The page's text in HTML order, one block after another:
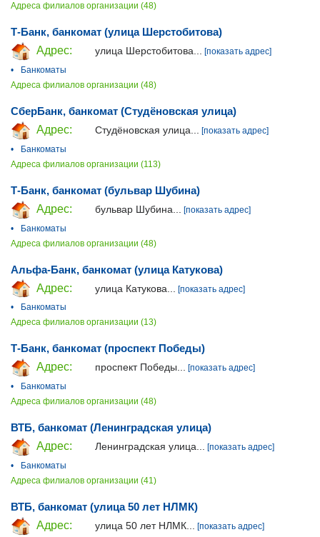
Адреса филиалов организации (48)
Т-Банк, банкомат (улица Шерстобитова)
Адрес:
улица Шерстобитова... [показать адрес]
•
Банкоматы
Адреса филиалов организации (48)
СберБанк, банкомат (Студёновская улица)
Адрес:
Студёновская улица...
[показать адрес]
•
Банкоматы
Адреса филиалов организации (113)
Т-Банк, банкомат (бульвар Шубина)
Адрес:
бульвар Шубина...
[показать адрес]
•
Банкоматы
Адреса филиалов организации (48)
Альфа-Банк, банкомат (улица Катукова)
Адрес:
улица Катукова...
[показать адрес]
•
Банкоматы
Адреса филиалов организации (13)
Т-Банк, банкомат (проспект Победы)
Адрес:
проспект Победы... [показать адрес]
•
Банкоматы
Адреса филиалов организации (48)
ВТБ, банкомат (Ленинградская улица)
Адрес:
Ленинградская улица...
[показать адрес]
•
Банкоматы
Адреса филиалов организации (41)
ВТБ, банкомат (улица 50 лет НЛМК)
Адрес:
улица 50 лет НЛМК...
[показать адрес]